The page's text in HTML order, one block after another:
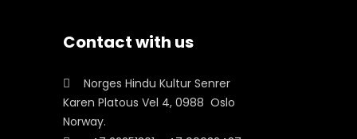
Contact with us
Norges Hindu Kultur Senrer
Karen Platous Vel 4, 0988 Oslo
Norway.